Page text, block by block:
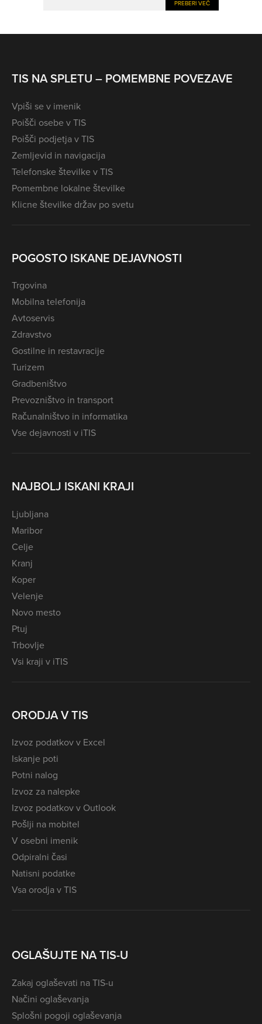
PREBERI VEČ
TIS NA SPLETU – POMEMBNE POVEZAVE
Vpiši se v imenik
Poišči osebe v TIS
Poišči podjetja v TIS
Zemljevid in navigacija
Telefonske številke v TIS
Pomembne lokalne številke
Klicne številke držav po svetu
POGOSTO ISKANE DEJAVNOSTI
Trgovina
Mobilna telefonija
Avtoservis
Zdravstvo
Gostilne in restavracije
Turizem
Gradbeništvo
Prevozništvo in transport
Računalništvo in informatika
Vse dejavnosti v iTIS
NAJBOLJ ISKANI KRAJI
Ljubljana
Maribor
Celje
Kranj
Koper
Velenje
Novo mesto
Ptuj
Trbovlje
Vsi kraji v iTIS
ORODJA V TIS
Izvoz podatkov v Excel
Iskanje poti
Potni nalog
Izvoz za nalepke
Izvoz podatkov v Outlook
Pošlji na mobitel
V osebni imenik
Odpiralni časi
Natisni podatke
Vsa orodja v TIS
OGLAŠUJTE NA TIS-U
Zakaj oglaševati na TIS-u
Načini oglaševanja
Splošni pogoji oglaševanja